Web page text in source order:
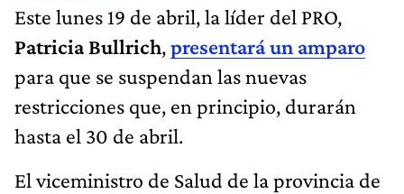
Este lunes 19 de abril, la líder del PRO,
Patricia Bullrich,presentará un amparo
para que se suspendan las nuevas
restricciones que, en principio, durarán
hasta el 30 de abril.
El viceministro de Salud de la provincia de